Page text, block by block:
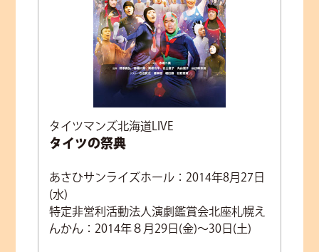
タイツマンズ北海道LIVE
タイツの祭典
あさひサンライズホール：2014年8月27日
(水)
特定非営利活動法人演劇鑑賞会北座札幌え
んかん：2014年８月29日(金)～30日(土)